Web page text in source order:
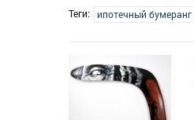
Теги:
ипотечный бумеранг